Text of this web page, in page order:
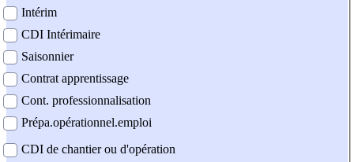
Intérim
CDI Intérimaire
Saisonnier
Contrat apprentissage
Cont. professionnalisation
Prépa.opérationnel.emploi
CDI de chantier ou d'opération